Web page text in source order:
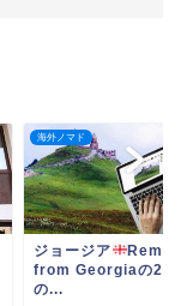
海外ノマド
ジョージア
from Georgiaの2回
の...